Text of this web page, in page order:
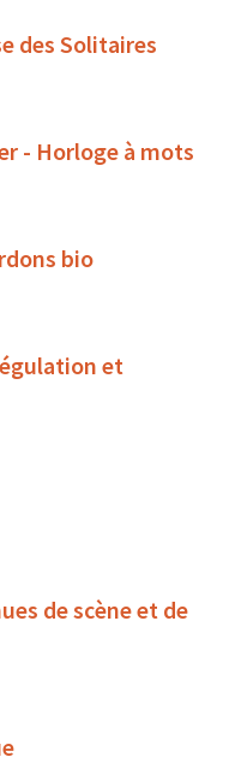
des Solitaires
- Horloge à mots
bio
et
de scène et de